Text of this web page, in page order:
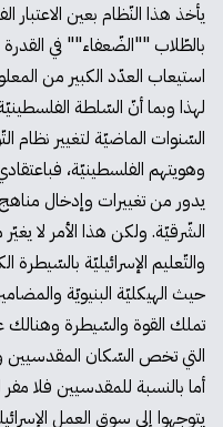
يأخذ هذا النّظام بعين الاعتبار
بالطّلاب ""الضّعفاء"" في القدرة
استيعاب العدّد الكبير من
لهذا وبما أنّ السّلطة
السّنوات الماضيّة لتغيير نظام
وهويتهم الفلسطينيّة،
يدور من تغييرات وإدخال
الشّرقيّة. ولكن هذا الأمر لا
والتّعليم الإسرائيليّة
حيث الهيكليّة البنيويّة
تملك القوة والسّيطرة وهنالك
التي تخص السّكان المقدسيين
أما بالنسبة للمقدسيين فلا
يتوجهوا إلى سوق العمل